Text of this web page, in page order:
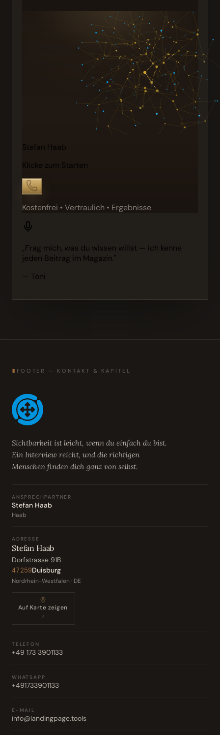
Stefan Haab
Klicke zum Starten
Kostenfrei • Vertraulich • Ergebnisse
„Frag mich, was du wissen willst — ich kenne
jeden Beitrag im Magazin."
— Toni
∎ FOOTER — KONTAKT & KAPITEL
Sichtbarkeit ist leicht, wenn du einfach du bist.
Ein Interview reicht, und die richtigen
Menschen finden dich ganz von selbst.
ANSPRECHPARTNER
Stefan Haab
Haab
ADRESSE
Stefan Haab
Dorfstrasse 91B
47259Duisburg
Nordrhein-Westfalen · DE
Auf Karte zeigen
↗
TELEFON
+49 173 3901133
WHATSAPP
+491733901133
E-MAIL
info@landingpage.tools